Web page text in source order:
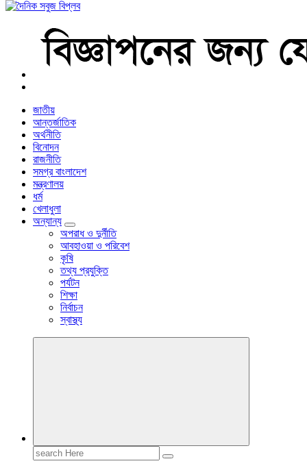
বাংলা নিউজ পেপার
জাতীয়
আন্তর্জাতিক
অর্থনীতি
বিনোদন
রাজনীতি
সমগ্র বাংলাদেশ
মন্ত্রণালয়
ধর্ম
খেলাধুলা
অন্যান্য
অপরাধ ও দুর্নীতি
আবহাওয়া ও পরিবেশ
কৃষি
তথ্য প্রযুক্তি
পর্যটন
শিক্ষা
নির্বাচন
স্বাস্থ্য
Search
for: